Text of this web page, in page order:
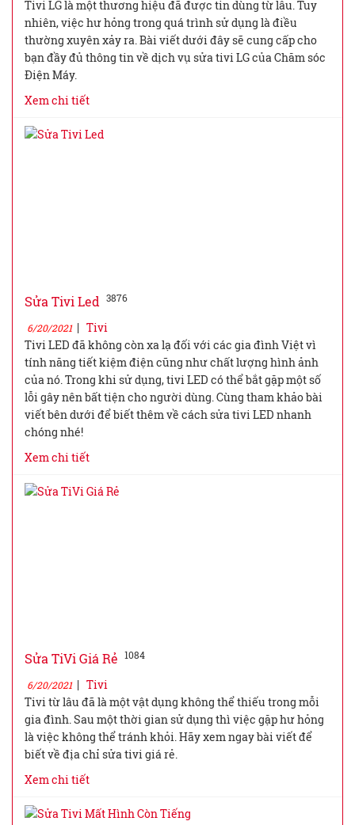
Tivi LG là một thương hiệu đã được tin dùng từ lâu. Tuy
nhiên, việc hư hỏng trong quá trình sử dụng là điều
thường xuyên xảy ra. Bài viết dưới đây sẽ cung cấp cho
bạn đầy đủ thông tin về dịch vụ sửa tivi LG của Chăm sóc
Điện Máy.
Xem chi tiết
Sửa Tivi Led 3876
6/20/2021| Tivi
Tivi LED đã không còn xa lạ đối với các gia đình Việt vì
tính năng tiết kiệm điện cũng như chất lượng hình ảnh
của nó. Trong khi sử dụng, tivi LED có thể bắt gặp một số
lỗi gây nên bất tiện cho người dùng. Cùng tham khảo bài
viết bên dưới để biết thêm về cách sửa tivi LED nhanh
chóng nhé!
Xem chi tiết
Sửa TiVi Giá Rẻ 1084
6/20/2021| Tivi
Tivi từ lâu đã là một vật dụng không thể thiếu trong mỗi
gia đình. Sau một thời gian sử dụng thì việc gặp hư hỏng
là việc không thể tránh khỏi. Hãy xem ngay bài viết để
biết về địa chỉ sửa tivi giá rẻ.
Xem chi tiết